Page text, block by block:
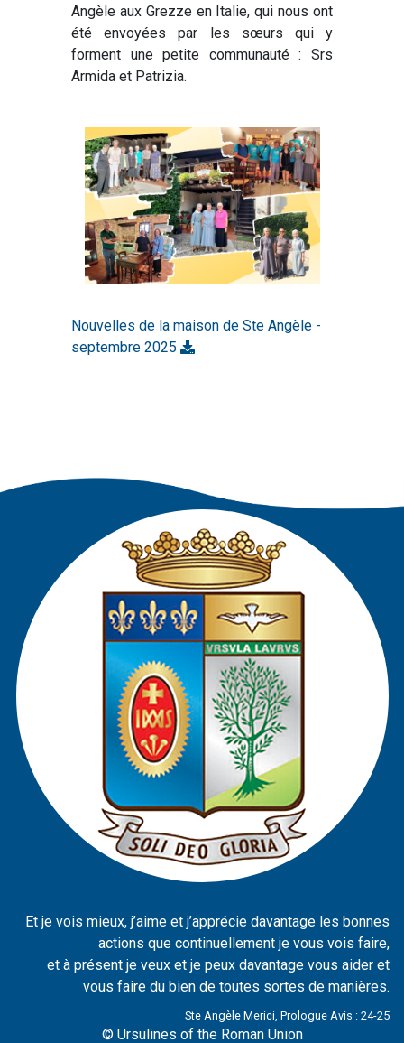
Angèle aux Grezze en Italie, qui nous ont
été envoyées par les sœurs qui y
forment une petite communauté : Srs
Armida et Patrizia.
Nouvelles de la maison de Ste Angèle -
septembre 2025
Et je vois mieux, j’aime et j’apprécie davantage les bonnes
actions que continuellement je vous vois faire,
et à présent je veux et je peux davantage vous aider et
vous faire du bien de toutes sortes de manières.
Ste Angèle Merici, Prologue Avis : 24-25
© Ursulines of the Roman Union